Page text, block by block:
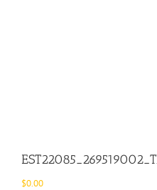
$0.00